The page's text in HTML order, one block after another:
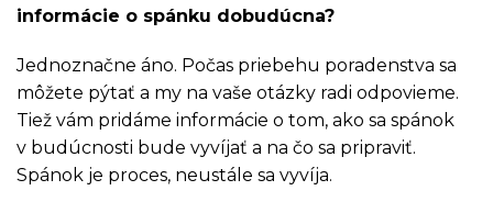
informácie o spánku dobudúcna?
Jednoznačne áno. Počas priebehu poradenstva sa
môžete pýtať a my na vaše otázky radi odpovieme.
Tiež vám pridáme informácie o tom, ako sa spánok
v budúcnosti bude vyvíjať a na čo sa pripraviť.
Spánok je proces, neustále sa vyvíja.